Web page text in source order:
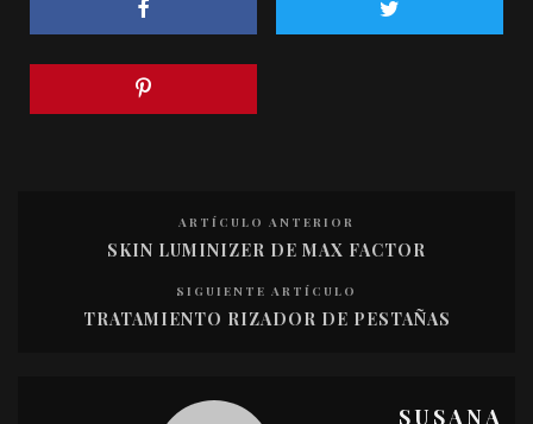
ARTÍCULO ANTERIOR
SKIN LUMINIZER DE MAX FACTOR
SIGUIENTE ARTÍCULO
TRATAMIENTO RIZADOR DE PESTAÑAS
SUSANA